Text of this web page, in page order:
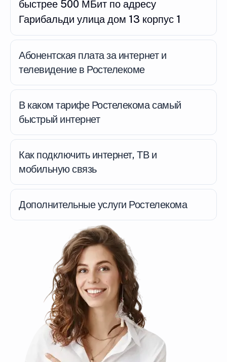
быстрее 500 МБит по адресу
Гарибальди улица дом 13 корпус 1
Абонентская плата за интернет и
телевидение в Ростелекоме
В каком тарифе Ростелекома самый
быстрый интернет
Как подключить интернет, ТВ и
мобильную связь
Дополнительные услуги Ростелекома